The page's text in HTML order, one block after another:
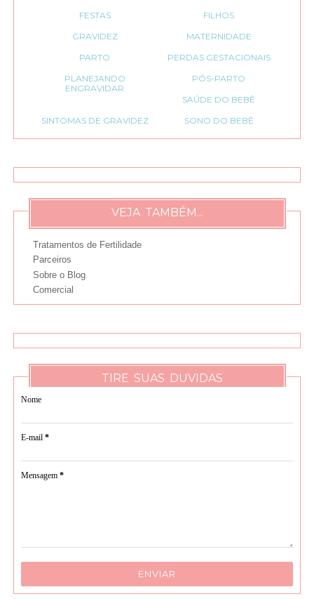
FESTAS
FILHOS
GRAVIDEZ
MATERNIDADE
PARTO
PERDAS GESTACIONAIS
PLANEJANDO
ENGRAVIDAR
PÓS-PARTO
SAÚDE DO BEBÊ
SINTOMAS DE GRAVIDEZ
SONO DO BEBÊ
VEJA TAMBÉM...
Tratamentos de Fertilidade
Parceiros
Sobre o Blog
Comercial
TIRE SUAS DUVIDAS
Nome
E-mail*
Mensagem*